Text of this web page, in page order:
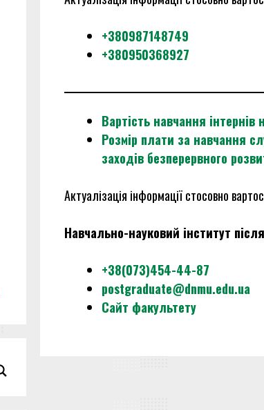
+380987148749
+380950368927
Вартість навчання інтернів
Розмір плати за навчання
заходів безперервного
Актуалізація інформації стосовно
Навчально-науковий інститут
+38(073)454-44-87
postgraduate@dnmu.edu.ua
Сайт факультету